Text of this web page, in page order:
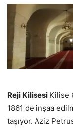
Reji Kilisesi Kilise
1861 de inşaa
taşıyor. Aziz